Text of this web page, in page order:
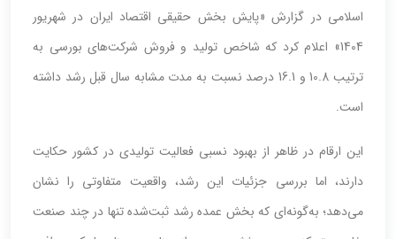
اسلامی در گزارش «پایش بخش حقیقی اقتصاد ایران در شهریور
1404» اعلام کرد که شاخص تولید و فروش شرکت‌های بورسی به
ترتیب 10.8 و 16.1 درصد نسبت به مدت مشابه سال قبل رشد داشته
است.
این ارقام در ظاهر از بهبود نسبی فعالیت تولیدی در کشور حکایت
دارند، اما بررسی جزئیات این رشد، واقعیت متفاوتی را نشان
می‌دهد؛ به‌گونه‌ای که بخش عمده رشد ثبت‌شده تنها در چند صنعت